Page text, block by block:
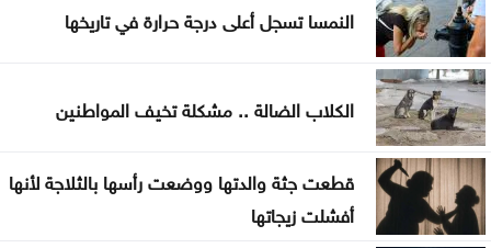
النمسا تسجل أعلى درجة حرارة في تاريخها
الكلاب الضالة .. مشكلة تخيف المواطنين
قطعت جثة والدتها ووضعت رأسها بالثلاجة لأنها
أفشلت زيجاتها